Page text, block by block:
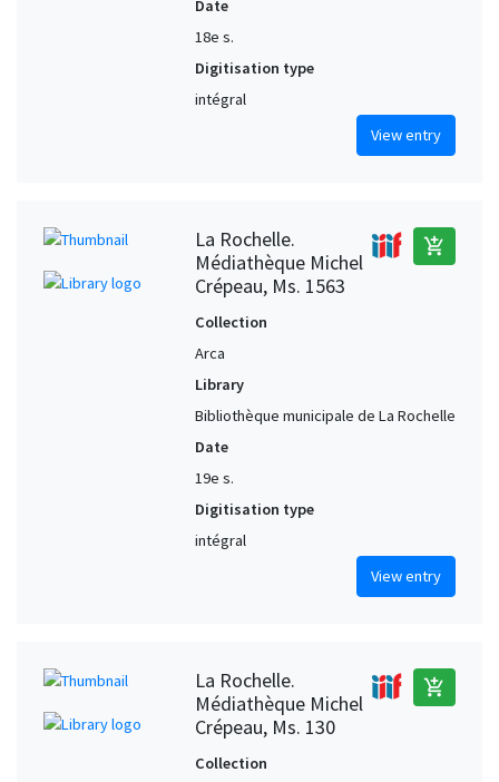
Date
18e s.
Digitisation type
intégral
View entry
La Rochelle.
Médiathèque Michel
Crépeau, Ms. 1563
add_shopping_cart
Collection
Arca
Library
Bibliothèque municipale de La Rochelle
Date
19e s.
Digitisation type
intégral
View entry
La Rochelle.
Médiathèque Michel
Crépeau, Ms. 130
add_shopping_cart
Collection